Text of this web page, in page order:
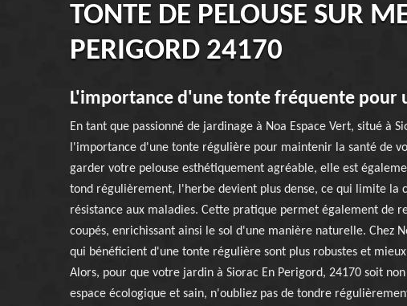
TONTE DE PELOUSE SUR
PERIGORD 24170
L'importance d'une tonte fréquente pour
En tant que passionné de jardinage à Noa Espace Vert, situé à
l'importance d'une tonte régulière pour maintenir la santé de
garder votre pelouse esthétiquement agréable, elle est
tond régulièrement, l'herbe devient plus dense, ce qui limite la
résistance aux maladies. Cette pratique permet également de
coupés, enrichissant ainsi le sol d'une manière naturelle. Chez
qui bénéficient d'une tonte régulière sont plus robustes et
Alors, pour que votre jardin à Siorac En Perigord, 24170 soit
espace écologique et sain, n'oubliez pas de tondre